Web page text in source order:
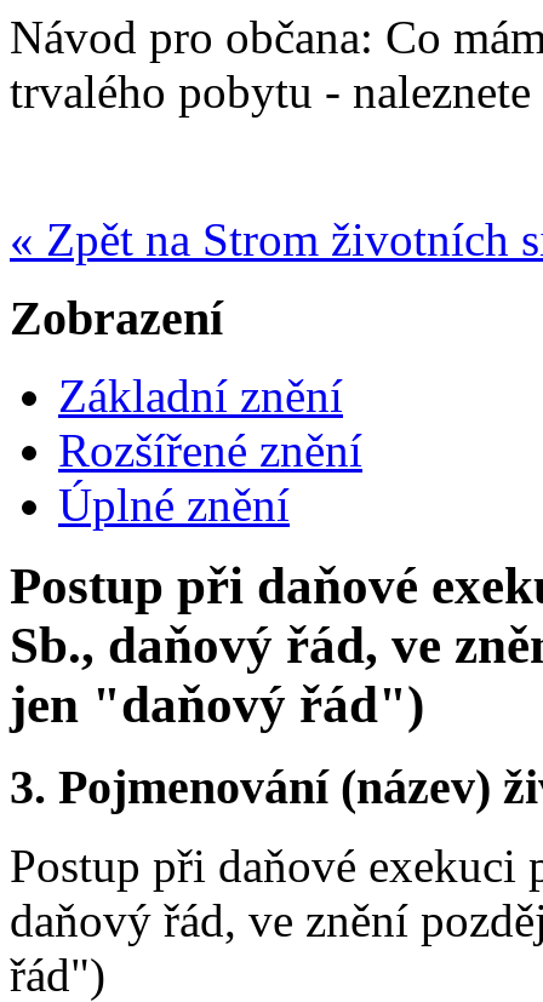
Návod pro občana: Co
trvalého pobytu - naleznete
« Zpět na Strom životních
Zobrazení
Základní znění
Rozšířené znění
Úplné znění
Postup při daňové
Sb., daňový řád, ve
jen "daňový řád")
3. Pojmenování (název)
Postup při daňové exekuci
daňový řád, ve znění
řád")